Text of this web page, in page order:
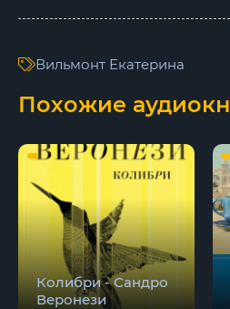
Вильмонт Екатерина
Похожие
Колибри - Сандро
Веронези